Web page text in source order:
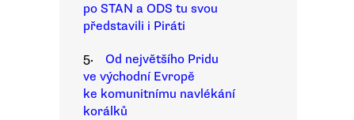
po STAN a ODS tu svou
představili i Piráti
5.
Od největšího Pridu
ve východní Evropě
ke komunitnímu navlékání
korálků